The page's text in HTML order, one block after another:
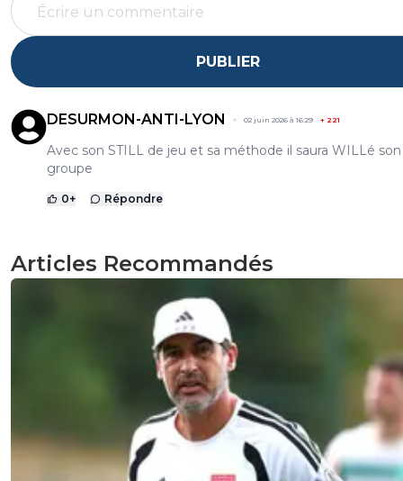
PUBLIER
DESURMON-ANTI-LYON 02 juin 2026 à 16:29 + 221
Avec son STILL de jeu et sa méthode il saura WILLé son
groupe
0+ Répondre
Articles Recommandés